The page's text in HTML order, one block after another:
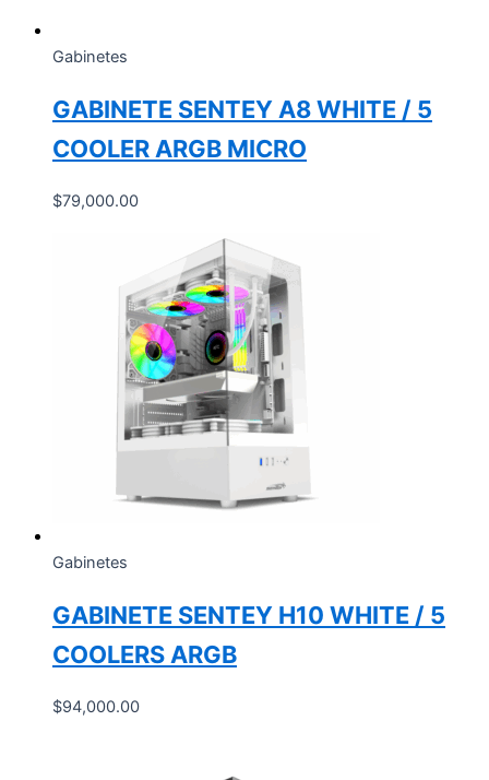
Gabinetes
GABINETE SENTEY A8 WHITE / 5
COOLER ARGB MICRO
$79,000.00
Gabinetes
GABINETE SENTEY H10 WHITE / 5
COOLERS ARGB
$94,000.00